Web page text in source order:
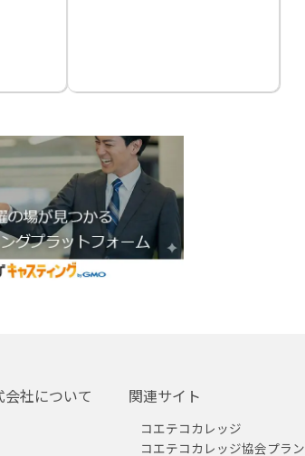
社について 関連サイト
コエテコカレッジ
コエテコカレッジ協会プラン